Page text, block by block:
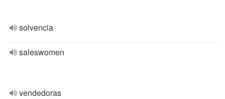
solvencia
saleswomen
vendedoras